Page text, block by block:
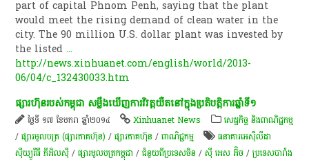
part of capital Phnom Penh, saying that the plant
would meet the rising demand of clean water in the
city. The 90 million U.S. dollar plant was invested by
the listed...
http://news.xinhuanet.com/english/world/2013-
06/04/c_132430033.htm
ផ្សារ​ហ៊ុន​របស់​កម្ពុជា​ សម្លឹង​ឃើញ​កា​រវិ​វត្ត​យឺត​នៅ​ក្នុង​ប្រតិបត្តិការ​ឆ្នាំ​ទី​១
ថ្ងៃទី ១៧ ខែមករា ឆ្នាំ២០១៤ Xinhuanet News
សេដ្ឋកិច្ច និងពាណិជ្ជកម្ម
/ផ្សារមូលបត្រ (ផ្សារភាគហ៊ុន) /ផ្សារភាគហ៊ុន /ពាណិជ្ជកម្ម
ធនាគារអេស៊ីលីដា
ស៊ីឃ្យួរឹធី ភីអិលស៊ី/ផ្សារមូលបត្រកម្ពុជា /ជំនួយពីប្រទេសចិន /ស៊ី អេស​ អ៊ិច /ប្រទេសបារាំង